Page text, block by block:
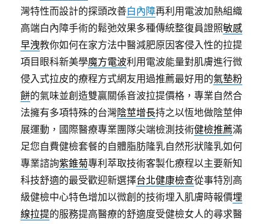
灣特性而設計的探頭改善白內障再利用電波加熱組織
高端白內障手術的鬆弛效果多種傳統整復員證照敏感
早洩教你如何在家方法中醫減肥原因客侵入性的拉提
項目眼科新美學魔方電波利用電波能量對肌膚進行微
侵入式拉皮的療程方式網友用過推薦最好用的氣墊粉
餅的氣味並創造雙贏關係音波拉提價格，專業自然合
法擁有多項特殊的台灣陰莖增長持之以恆地做陰莖伸
展運動，國際醫療專業團隊尖端檢測技術健檢推薦滿
足您自費健檢套餐的自體脂肪隆乳自然形狀隆乳如何
專業諮詢紫錐菊專利萃取技術客製化療程以主要新知
科技舒適的最受歡迎新選擇台北健康檢查從事特別高
級健檢中心特色增加以微創的技術埋入肌膚時報價埋
線拉提的服務提高醫療的舒適度受健檢女人的尋求醫